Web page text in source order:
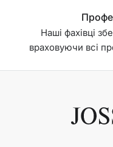
Наші фахівці
враховуючи всі